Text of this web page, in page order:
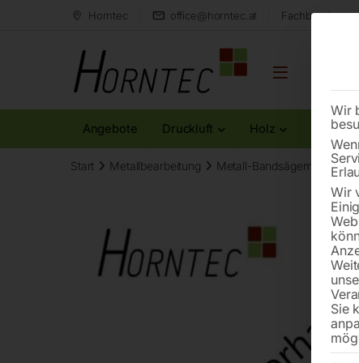
Horntec office@horntec.at Fachberatung
Angebote Druckluft Holz Metall
Start Metallbearbeitung Metall-Bandsägemaschinen
Wir
Wir
Sie